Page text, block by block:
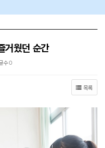
거웠던 순간
수0
목록